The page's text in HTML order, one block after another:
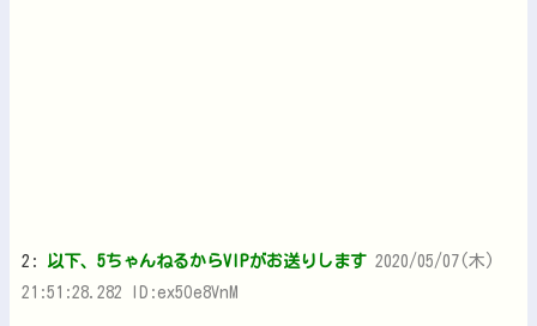
2: 以下、5ちゃんねるからVIPがお送りします 2020/05/07(木)
21:51:28.282 ID:ex5Oe8VnM